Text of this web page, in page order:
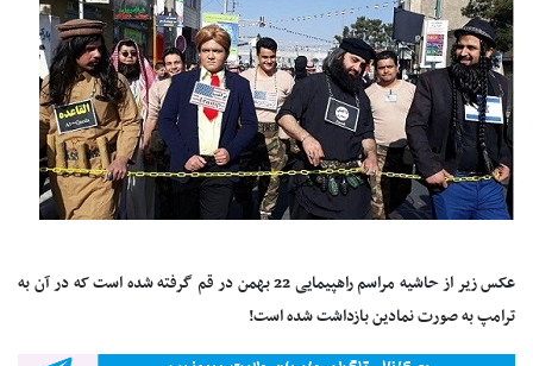
عکس زیر از حاشیه مراسم راهپیمایی 22 بهمن در قم گرفته شده است که در آن به
ترامپ به صورت نمادین بازداشت شده است!